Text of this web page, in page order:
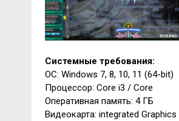
Системные требования:
ОС: Windows 7, 8, 10, 11 (64-bit)
Процессор: Core i3 / Core
Оперативная память: 4 ГБ
Видеокарта: integrated Graphics